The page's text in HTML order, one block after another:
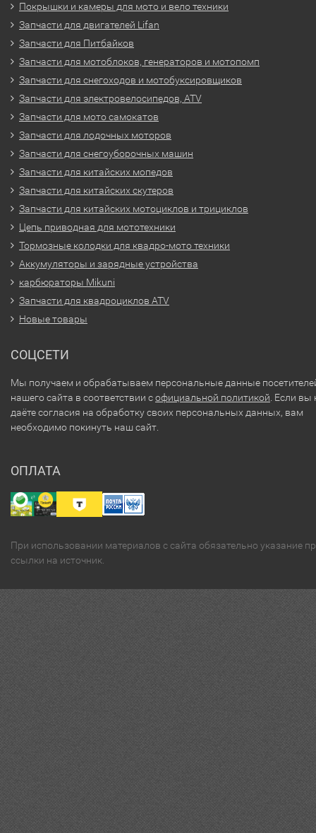
Покрышки и камеры для мото и вело техники
Запчасти для двигателей Lifan
Запчасти для Питбайков
Запчасти для мотоблоков, генераторов и мотопомп
Запчасти для снегоходов и мотобуксировщиков
Запчасти для электровелосипедов, ATV
Запчасти для мото самокатов
Запчасти для лодочных моторов
Запчасти для снегоуборочных машин
Запчасти для китайских мопедов
Запчасти для китайских скутеров
Запчасти для китайских мотоциклов и трициклов
Цепь приводная для мототехники
Тормозные колодки для квадро-мото техники
Аккумуляторы и зарядные устройства
карбюраторы Mikuni
Запчасти для квадроциклов ATV
Новые товары
СОЦСЕТИ
Мы получаем и обрабатываем персональные данные
нашего сайта в соответствии софициальной политикой . Если вы
даёте согласия на обработку своих персональных данных, вам
необходимо покинуть наш сайт.
ОПЛАТА
При использовании материалов с сайта обязательно указание
ссылки на источник.